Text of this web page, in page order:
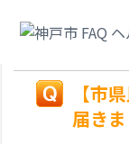
が、納付書が届きま
【市
届き